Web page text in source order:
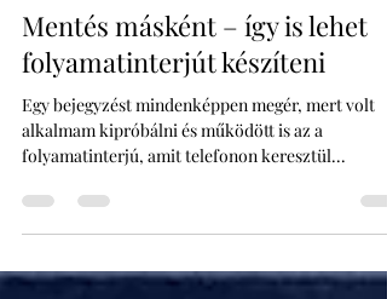
Feb 15, 2019 1 min read
Mentés másként – így is lehet
folyamatinterjút készíteni
Egy bejegyzést mindenképpen megér, mert volt
folyamatinterjú, amit telefonon keresztül...